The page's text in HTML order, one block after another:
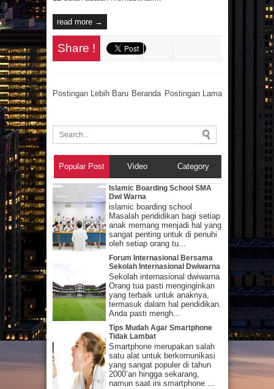
read more →
Share !
Postingan Lebih Baru Postingan Lama
Beranda
Popular Post Video Category
Islamic Boarding School SMA
Dwi Warna
islamic boarding school
Masalah pendidikan bagi setiap
anak memang menjadi hal yang
sangat penting untuk di penuhi
oleh setiap orang tu...
Forum Internasional Bersama
Sekolah Internasional Dwiwarna
Sekolah internasional dwiwarna
Orang tua pasti menginginkan
yang terbaik untuk anaknya,
termasuk dalam hal pendidikan.
Anda pasti mengh...
Tips Mudah Agar Smartphone
Tidak Lambat
Smartphone merupakan salah
satu alat untuk berkomunikasi
yang sangat populer di tahun
2000’an hingga sekarang,
namun saat ini smartphone ...